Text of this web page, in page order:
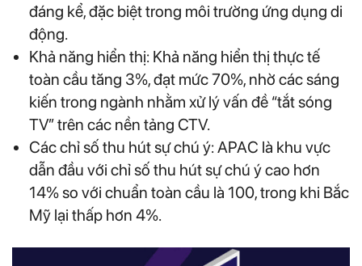
đáng kể, đặc biệt trong môi trường ứng dụng di
động.
Khả năng hiển thị: Khả năng hiển thị thực tế
toàn cầu tăng 3%, đạt mức 70%, nhờ các sáng
kiến trong ngành nhằm xử lý vấn đề “tắt sóng
TV” trên các nền tảng CTV.
Các chỉ số thu hút sự chú ý: APAC là khu vực
dẫn đầu với chỉ số thu hút sự chú ý cao hơn
14% so với chuẩn toàn cầu là 100, trong khi Bắc
Mỹ lại thấp hơn 4%.